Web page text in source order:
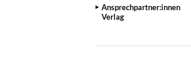
Ansprechpartner:innen
Verlag